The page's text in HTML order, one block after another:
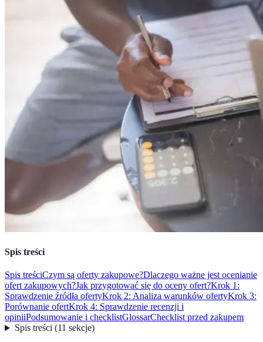
Spis treści
Spis treściCzym są oferty zakupowe?Dlaczego ważne jest ocenianie
ofert zakupowych?Jak przygotować się do oceny ofert?Krok 1:
Sprawdzenie źródła ofertyKrok 2: Analiza warunków ofertyKrok 3:
Porównanie ofertKrok 4: Sprawdzenie recenzji i
opiniiPodsumowanie i checklistGlossarChecklist przed zakupem
Spis treści(11 sekcje)